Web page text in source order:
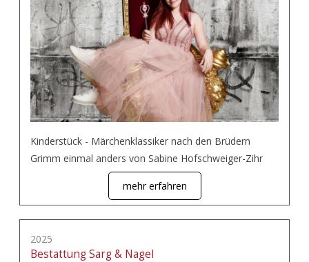
Kinderstück - Märchenklassiker nach den Brüdern
Grimm einmal anders von Sabine Hofschweiger-Zihr
mehr erfahren
2025
Bestattung Sarg & Nagel